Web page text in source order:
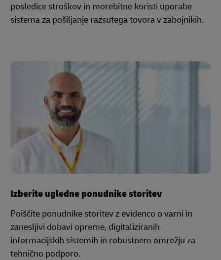
posledice stroškov in morebitne koristi uporabe
sistema za pošiljanje razsutega tovora v zabojnikih.
Izberite ugledne ponudnike storitev
Poiščite ponudnike storitev z evidenco o varni in
zanesljivi dobavi opreme, digitaliziranih
informacijskih sistemih in robustnem omrežju za
tehnično podporo.